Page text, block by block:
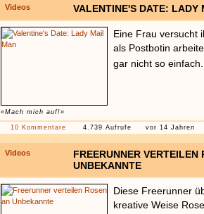
Videos VALENTINE'S DATE: LADY
«Mach mich auf!»
Eine Frau versucht
als Postbotin
gar nicht so
10 Kommentare 4.739 Aufrufe vor 14 Jahren
Videos
FREERUNNER VERTEILEN
UNBEKANNTE
Diese Freerunner
kreative Weise